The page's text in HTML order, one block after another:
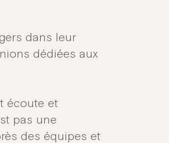
dans leur
dédiées aux
écoute et
pas une
des équipes et